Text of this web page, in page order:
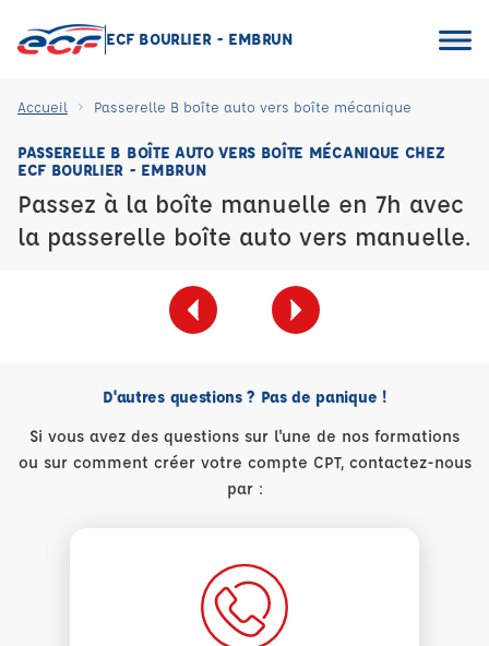
ECF BOURLIER - EMBRUN
Accueil Passerelle B boîte auto vers boîte mécanique
PASSERELLE B BOÎTE AUTO VERS BOÎTE MÉCANIQUE CHEZ
ECF BOURLIER - EMBRUN
Passez à la boîte manuelle en 7h avec
la passerelle boîte auto vers manuelle.
D'autres questions ? Pas de panique !
Si vous avez des questions sur l'une de nos formations
ou sur comment créer votre compte CPT, contactez-nous
par :